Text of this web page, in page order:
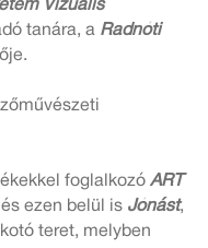
Vizuális
tanára, a Radnóti
foglalkozó ART
ezen belül is Jónást,
teret, melyben